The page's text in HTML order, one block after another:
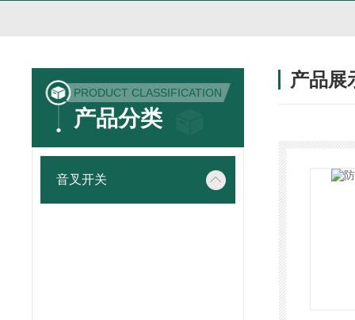
PRODUCT CLASSIFICATION
产品分类
音叉开关
产品展